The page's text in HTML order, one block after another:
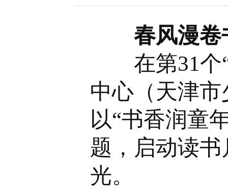
春风漫卷
在第31
中心（天津
以“书香润童
题，启动读
光。